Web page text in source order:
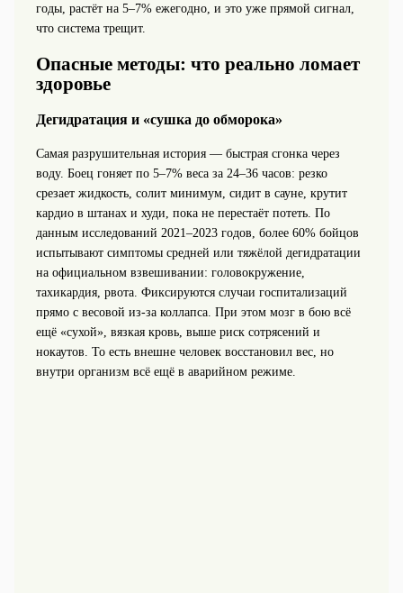
годы, растёт на 5–7% ежегодно, и это уже прямой сигнал,
что система трещит.
Опасные методы: что реально ломает
здоровье
Дегидратация и «сушка до обморока»
Самая разрушительная история — быстрая сгонка через
воду. Боец гоняет по 5–7% веса за 24–36 часов: резко
срезает жидкость, солит минимум, сидит в сауне, крутит
кардио в штанах и худи, пока не перестаёт потеть. По
данным исследований 2021–2023 годов, более 60% бойцов
испытывают симптомы средней или тяжёлой дегидратации
на официальном взвешивании: головокружение,
тахикардия, рвота. Фиксируются случаи госпитализаций
прямо с весовой из‑за коллапса. При этом мозг в бою всё
ещё «сухой», вязкая кровь, выше риск сотрясений и
нокаутов. То есть внешне человек восстановил вес, но
внутри организм всё ещё в аварийном режиме.